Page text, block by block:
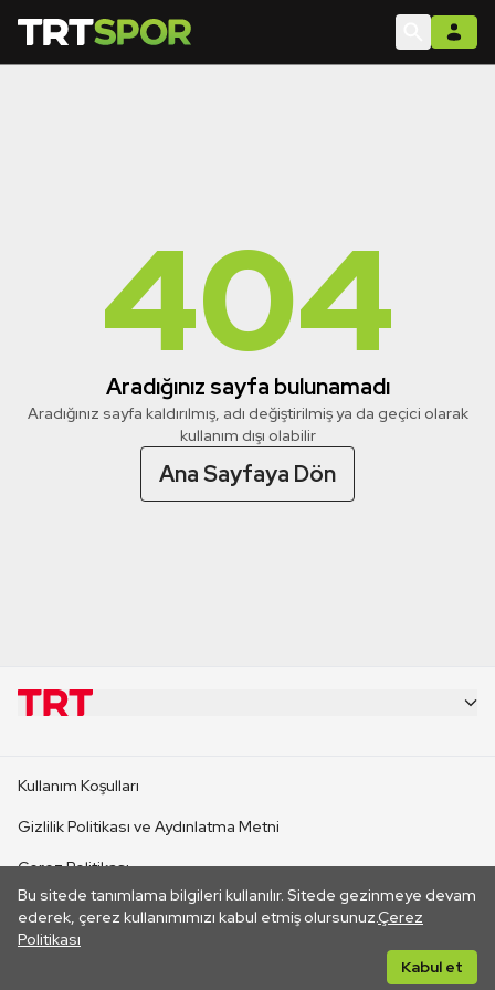
404
Aradığınız sayfa bulunamadı
Aradığınız sayfa kaldırılmış, adı değiştirilmiş ya da geçici olarak
kullanım dışı olabilir
Ana Sayfaya Dön
Bu sitede tanımlama bilgileri kullanılır. Sitede gezinmeye devam
ederek, çerez kullanımımızı kabul etmiş olursunuz.Çerez
Politikası
Kabul et
CANLI YAYINLAR
Kullanım Koşulları
Gizlilik Politikası ve Aydınlatma Metni
Çerez Politikası
İletişim
Her hakkı saklıdır. ©2026 TRT. Bağlantı yoluyla gidilen dış